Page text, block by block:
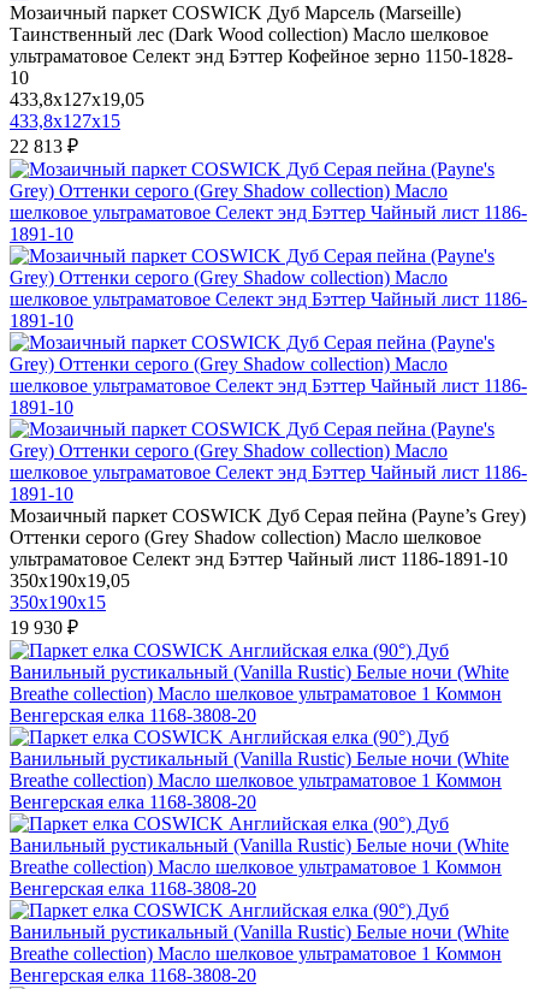
Мозаичный паркет COSWICK Дуб Марсель (Marseille)
Таинственный лес (Dark Wood collection) Масло шелковое
ультраматовое Селект энд Бэттер Кофейное зерно 1150-1828-
10
433,8x127x19,05
433,8x127x15
22 813 ₽
Мозаичный паркет COSWICK Дуб Серая пейна (Payne’s Grey)
Оттенки серого (Grеy Shadow collection) Масло шелковое
ультраматовое Селект энд Бэттер Чайный лист 1186-1891-10
350x190x19,05
350x190x15
19 930 ₽